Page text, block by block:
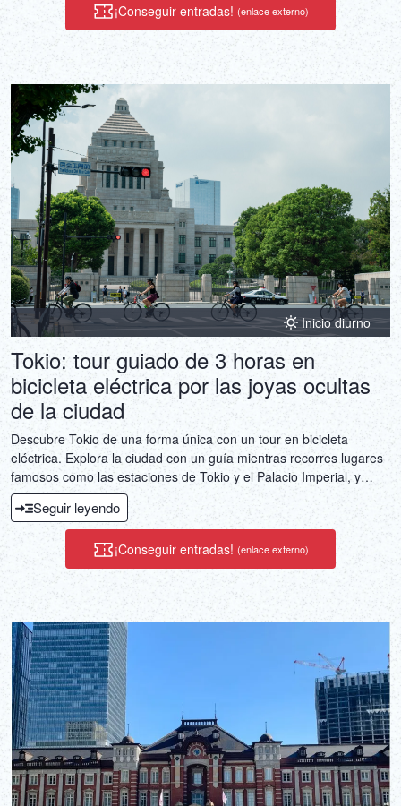
¡Conseguir entradas! (enlace externo)
Inicio diurno
Tokio: tour guiado de 3 horas en
bicicleta eléctrica por las joyas ocultas
de la ciudad
Descubre Tokio de una forma única con un tour en bicicleta
eléctrica. Explora la ciudad con un guía mientras recorres lugares
famosos como las estaciones de Tokio y el Palacio Imperial, y
descubres joyas menos conocidas.
Seguir leyendo
¡Conseguir entradas! (enlace externo)